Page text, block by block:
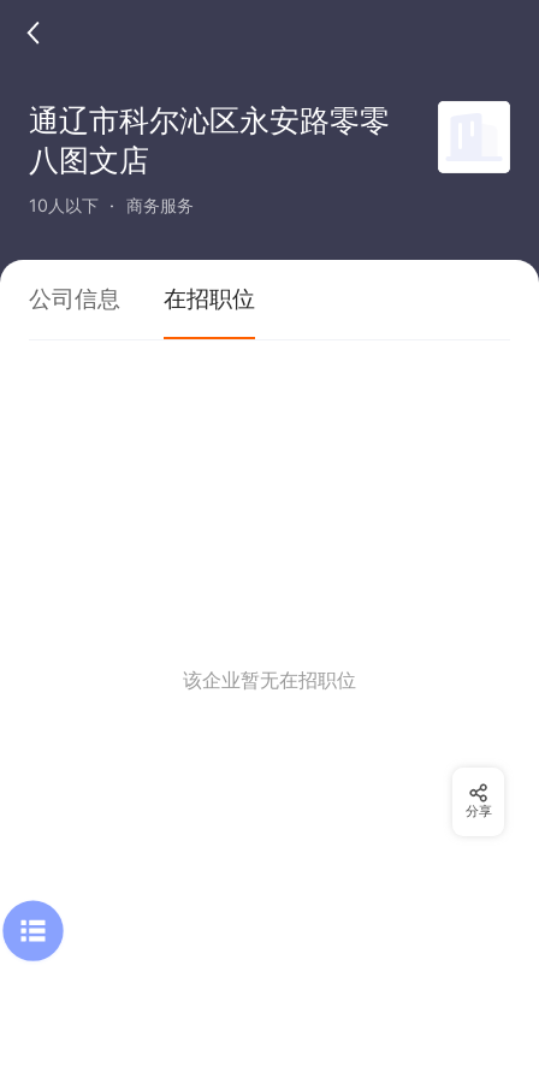
通辽市科尔沁区永安路零零
八图文店
10人以下 商务服务
公司信息 在招职位
该企业暂无在招职位
分享